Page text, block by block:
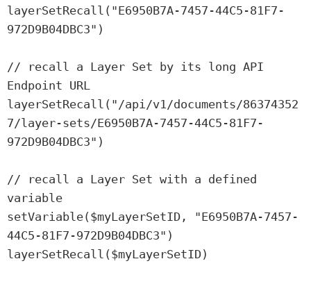
layerSetRecall("E6950B7A-7457-44C5-81F7-
972D9B04DBC3")
// recall a Layer Set by its long API
Endpoint URL
layerSetRecall("/api/v1/documents/86374352
7/layer-sets/E6950B7A-7457-44C5-81F7-
972D9B04DBC3")
// recall a Layer Set with a defined
variable
setVariable($myLayerSetID, "E6950B7A-7457-
44C5-81F7-972D9B04DBC3")
layerSetRecall($myLayerSetID)